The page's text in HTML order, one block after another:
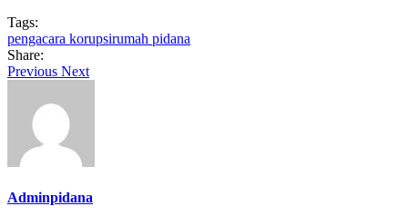
Tags:
pengacara korupsirumah pidana
Share:
Previous Next
Adminpidana